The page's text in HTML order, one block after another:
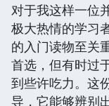
对于我这样一位
极大热情的学习
的入门读物至关
首选，但有时过
到些许吃力。这
导，它能够辨别